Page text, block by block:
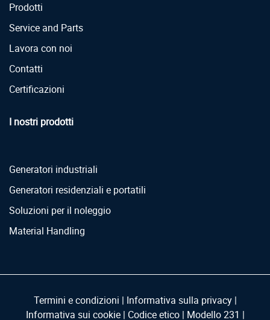
Prodotti
Service and Parts
Lavora con noi
Contatti
Certificazioni
I nostri prodotti
Generatori industriali
Generatori residenziali e portatili
Soluzioni per il noleggio
Material Handling
Termini e condizioni | Informativa sulla privacy|
Informativa sui cookie| Codice etico| Modello 231 |